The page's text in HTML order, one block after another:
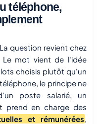
téléphone,
question revient chez
Le mot vient de l'idée
choisis plutôt qu'un
le principe ne
poste salarié, un
prend en charge des
et rémunérées,